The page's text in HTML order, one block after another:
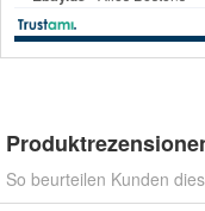
So beurteilen Kunden